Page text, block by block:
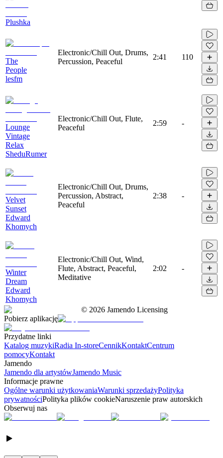
Plushka
The
People
lesfm
Electronic/Chill Out, Drums,
Percussion, Peaceful
2:41 110
Lounge
Vintage
Relax
SheduRumer
Electronic/Chill Out, Flute,
Peaceful
2:59 -
Velvet
Sunset
Edward
Khomych
Electronic/Chill Out, Drums,
Percussion, Abstract,
Peaceful
2:38 -
Winter
Dream
Edward
Khomych
Electronic/Chill Out, Wind,
Flute, Abstract, Peaceful,
Meditative
2:02 -
© 2026 Jamendo Licensing
Pobierz aplikację
Przydatne linki
Katalog muzykiRadia In-storeCennikKontaktCentrum
pomocyKontakt
Jamendo
Jamendo dla artystówJamendo Music
Informacje prawne
Ogólne warunki użytkowaniaWarunki sprzedażyPolityka
prywatnościPolityka plików cookieNaruszenie praw autorskich
Obserwuj nas